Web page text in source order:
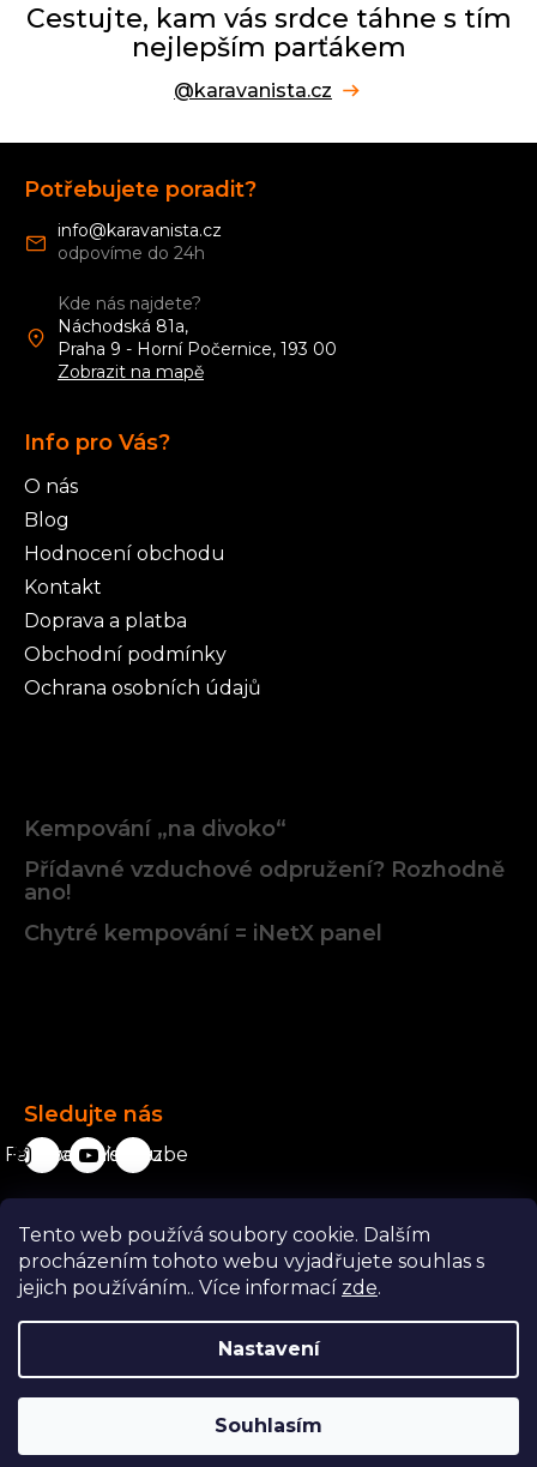
Tento web používá soubory cookie. Dalším
procházením tohoto webu vyjadřujete souhlas s
jejich používáním.. Více informací zde.
Nastavení
Souhlasím
Cestujte, kam vás srdce táhne s tím
nejlepším parťákem
@karavanista.cz
Potřebujete poradit?
info@karavanista.cz
Kde nás najdete?
Náchodská 81a,
Praha 9 - Horní Počernice, 193 00
Zobrazit na mapě
Info pro Vás?
O nás
Blog
Hodnocení obchodu
Kontakt
Doprava a platba
Obchodní podmínky
Ochrana osobních údajů
Kempování „na divoko“
Přídavné vzduchové odpružení? Rozhodně
ano!
Chytré kempování = iNetX panel
Sledujte nás
Facebook
karavanista.cz
YouTube
Odstoupit od smlouvy
Vytvořil Shoptet|ShopCode
Karavanista.cz. Všechna práva vyhrazena.